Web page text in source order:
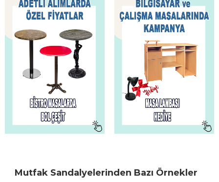
Mutfak Sandalyelerinden Bazı Örnekler